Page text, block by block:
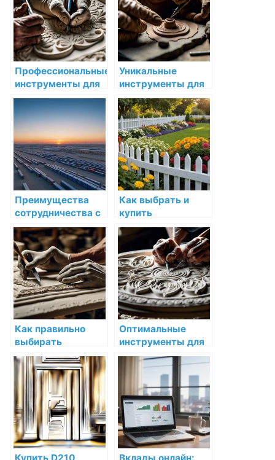
Профессиональные
инструменты для
мастеров лепнины
высокого уровня
Уникальные
инструменты для
работы с мелкими
деталями в лепке
Преимущества
сотрудничества с
Eurasian Bridge
Kazakhstan:
Ведущей
транспортной
компанией в
Казахстане
Как выбрать и
купить
пластиковый
декоративный
забор для клумб
оптом: подробное
руководство
Как правильно
выбирать
качественные
инструменты для
работы с лепниной
Оптимальные
инструменты для
работы с
различными